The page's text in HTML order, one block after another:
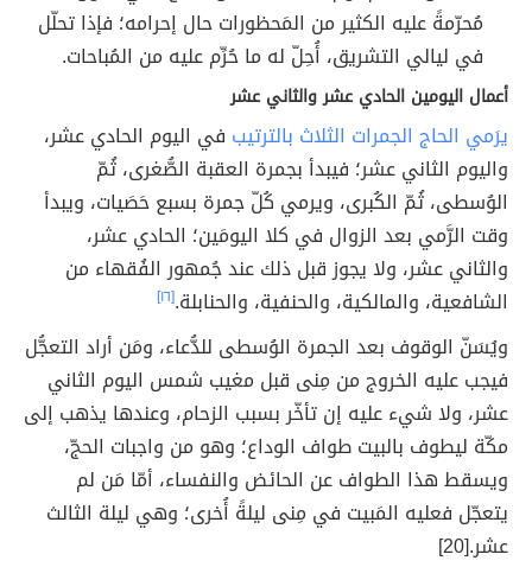
مُحرّمةً عليه الكثير من المَحظورات حال إحرامه؛ فإذا تحلّل
في ليالي التشريق، أُحِلّ له ما حُرِّم عليه من المُباحات.
أعمال اليومين الحادي عشر والثاني عشر
يرَمي الحاج الجمرات الثلاث بالترتيب في اليوم الحادي عشر،
واليوم الثاني عشر؛ فيبدأ بجمرة العقبة الصُّغرى، ثُمّ
الوُسطى، ثُمّ الكُبرى، ويرمي كُلّ جمرة بسبع حَصَيات، ويبدأ
وقت الرَّمي بعد الزوال في كلا اليومَين؛ الحادي عشر،
والثاني عشر، ولا يجوز قبل ذلك عند جُمهور الفُقهاء من
الشافعية، والمالكية، والحنفية، والحنابلة.[١٦]
ويُسَنّ الوقوف بعد الجمرة الوُسطى للدُّعاء، ومَن أراد التعجُّل
فيجب عليه الخروج من مِنى قبل مغيب شمس اليوم الثاني
عشر، ولا شيء عليه إن تأخّر بسبب الزحام، وعندها يذهب إلى
مكّة ليطوف بالبيت طواف الوداع؛ وهو من واجبات الحجّ،
ويسقط هذا الطواف عن الحائض والنفساء، أمّا مَن لم
يتعجّل فعليه المَبيت في مِنى ليلةً أُخرى؛ وهي ليلة الثالث
عشر.[20]